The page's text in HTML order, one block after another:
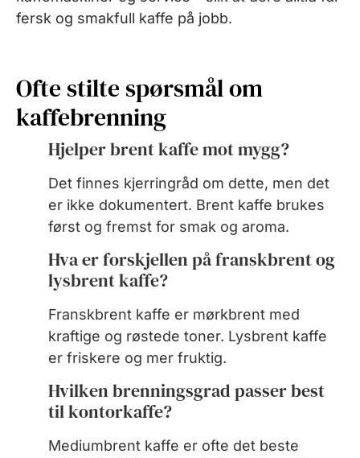
fersk og smakfull kaffe på jobb.
Ofte stilte spørsmål om
kaffebrenning
Hjelper brent kaffe mot mygg?
Det finnes kjerringråd om dette, men det
er ikke dokumentert. Brent kaffe brukes
først og fremst for smak og aroma.
Hva er forskjellen på franskbrent og
lysbrent kaffe?
Franskbrent kaffe er mørkbrent med
kraftige og røstede toner. Lysbrent kaffe
er friskere og mer fruktig.
Hvilken brenningsgrad passer best
til kontorkaffe?
Mediumbrent kaffe er ofte det beste